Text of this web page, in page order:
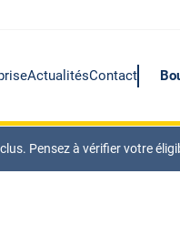
Pensez à vérifier votre
ActualitésContact